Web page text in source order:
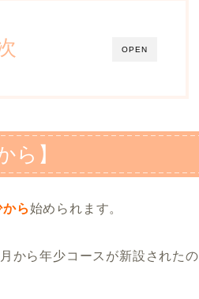
OPEN
ら】
ら始められます。
から年少コースが新設されたの